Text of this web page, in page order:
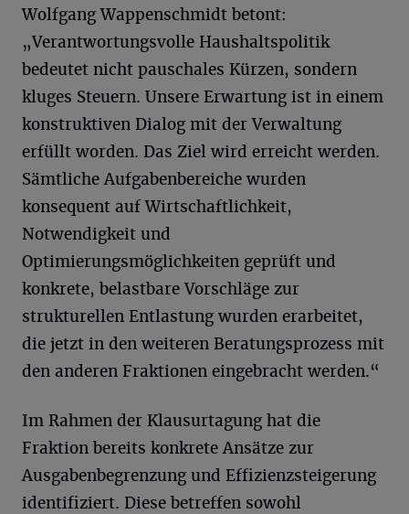
Wolfgang Wappenschmidt betont:
„Verantwortungsvolle Haushaltspolitik
bedeutet nicht pauschales Kürzen, sondern
kluges Steuern. Unsere Erwartung ist in einem
konstruktiven Dialog mit der Verwaltung
erfüllt worden. Das Ziel wird erreicht werden.
Sämtliche Aufgabenbereiche wurden
konsequent auf Wirtschaftlichkeit,
Notwendigkeit und
Optimierungsmöglichkeiten geprüft und
konkrete, belastbare Vorschläge zur
strukturellen Entlastung wurden erarbeitet,
die jetzt in den weiteren Beratungsprozess mit
den anderen Fraktionen eingebracht werden.“
Im Rahmen der Klausurtagung hat die
Fraktion bereits konkrete Ansätze zur
Ausgabenbegrenzung und Effizienzsteigerung
identifiziert. Diese betreffen sowohl